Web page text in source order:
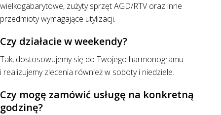
wielkogabarytowe, zużyty sprzęt AGD/RTV oraz inne
przedmioty wymagające utylizacji.
Czy działacie w weekendy?
Tak, dostosowujemy się do Twojego harmonogramu
i realizujemy zlecenia również w soboty i niedziele.
Czy mogę zamówić usługę na konkretną
godzinę?